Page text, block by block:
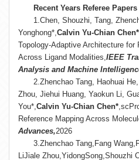
Recent Years Referee Papers
1.Chen, Shouzhi, Tang,
Yonghong*,Calvin Yu-Chian Chen*
Topology-Adaptive Architecture
Across Ligand Modalities,IEEE
Analysis and Machine
2.Zhenchao Tang, Haohuai
Zhou, Jiehui Huang, Yaokun Li,
You*,Calvin Yu-Chian Chen*
Reference Mapping Across
Advances,2026
3.Zhenchao Tang,Fang
LiJiale Zhou,YidongSong,Shouzhi